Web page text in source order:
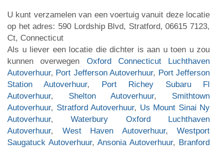
U kunt verzamelen van een voertuig vanuit deze locatie
op het adres: 590 Lordship Blvd, Stratford, 06615 7123,
Ct, Connecticut
Als u liever een locatie die dichter is aan u toen u zou
kunnen overwegen Oxford Connecticut Luchthaven
Autoverhuur, Port Jefferson Autoverhuur, Port Jefferson
Station Autoverhuur, Port Richey Subaru Fl
Autoverhuur, Shelton Autoverhuur, Smithtown
Autoverhuur, Stratford Autoverhuur, Us Mount Sinai Ny
Autoverhuur,Waterbury Oxford Luchthaven
Autoverhuur, West Haven Autoverhuur, Westport
Saugatuck Autoverhuur, Ansonia Autoverhuur, Branford